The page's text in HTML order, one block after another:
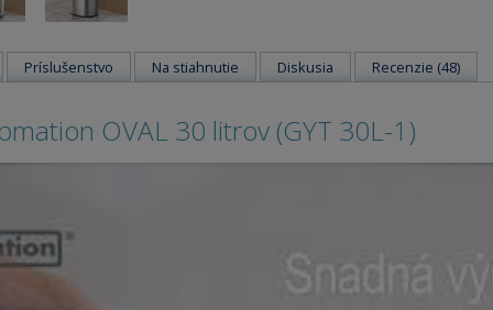
Príslušenstvo Na stiahnutie Diskusia Recenzie (48)
OVAL 30 litrov (GYT 30L-1)